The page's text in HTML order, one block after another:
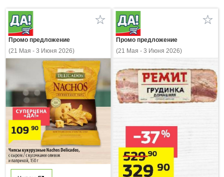
Промо предложение
(21 Мая - 3 Июня 2026)
Промо предложение
(21 Мая - 3 Июня 2026)